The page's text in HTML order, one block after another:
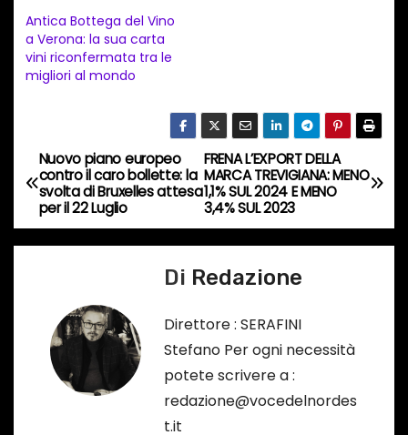
t
o
i
r
s
o
…
Antica Bottega del Vino
a Verona: la sua carta
vini riconfermata tra le
migliori al mondo
N
a
v
FRENA L’EXPORT DELLA
MARCA TREVIGIANA: MENO
1,1% SUL 2024 E MENO
3,4% SUL 2023
Nuovo piano europeo
contro il caro bollette: la
svolta di Bruxelles attesa
per il 22 Luglio
Di Redazione
Direttore : SERAFINI
Stefano Per ogni necessità
potete scrivere a :
redazione@vocedelnordes
t.it